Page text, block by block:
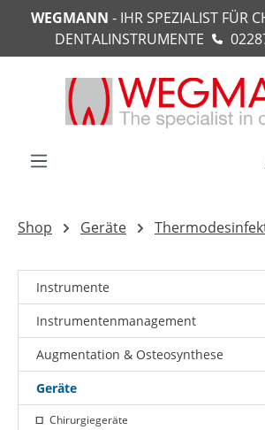
springen
WEGMANN - IHR SPEZIALIST FÜR
DENTALINSTRUMENTE
Shop Geräte
Instrumente
Instrumentenmanagement
Augmentation & Osteosynthese
Geräte
Chirurgiegeräte